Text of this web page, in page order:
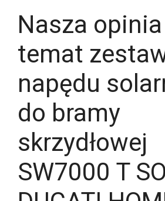
Nasza
temat
napędu
do bramy
skrzydłowej
SW7000 T